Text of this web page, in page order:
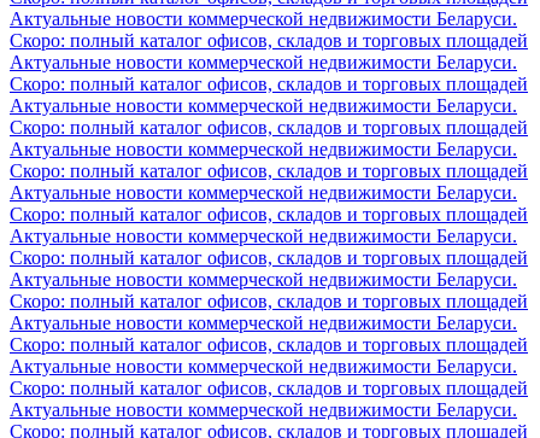
Актуальные новости коммерческой недвижимости Беларуси.
Скоро: полный каталог офисов, складов и торговых площадей
Актуальные новости коммерческой недвижимости Беларуси.
Скоро: полный каталог офисов, складов и торговых площадей
Актуальные новости коммерческой недвижимости Беларуси.
Скоро: полный каталог офисов, складов и торговых площадей
Актуальные новости коммерческой недвижимости Беларуси.
Скоро: полный каталог офисов, складов и торговых площадей
Актуальные новости коммерческой недвижимости Беларуси.
Скоро: полный каталог офисов, складов и торговых площадей
Актуальные новости коммерческой недвижимости Беларуси.
Скоро: полный каталог офисов, складов и торговых площадей
Актуальные новости коммерческой недвижимости Беларуси.
Скоро: полный каталог офисов, складов и торговых площадей
Актуальные новости коммерческой недвижимости Беларуси.
Скоро: полный каталог офисов, складов и торговых площадей
Актуальные новости коммерческой недвижимости Беларуси.
Скоро: полный каталог офисов, складов и торговых площадей
Актуальные новости коммерческой недвижимости Беларуси.
Скоро: полный каталог офисов, складов и торговых площадей